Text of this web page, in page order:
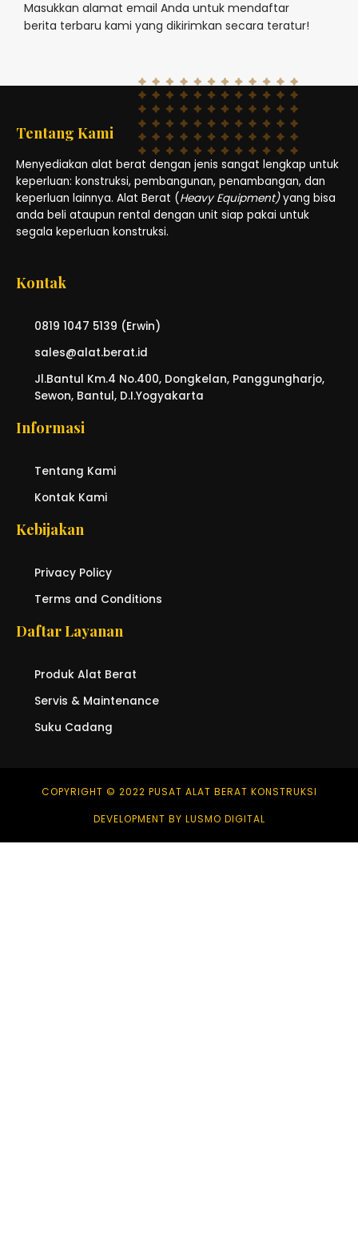
Masukkan alamat email Anda untuk mendaftar
berita terbaru kami yang dikirimkan secara teratur!
Tentang Kami
Menyediakan alat berat dengan jenis sangat lengkap untuk
keperluan: konstruksi, pembangunan, penambangan, dan
keperluan lainnya. Alat Berat (Heavy Equipment)yang bisa
anda beli ataupun rental dengan unit siap pakai untuk
segala keperluan konstruksi.
Kontak
0819 1047 5139 (Erwin)
sales@alat.berat.id
Jl.Bantul Km.4 No.400, Dongkelan, Panggungharjo,
Sewon, Bantul, D.I.Yogyakarta
Informasi
Tentang Kami
Kontak Kami
Kebijakan
Privacy Policy
Terms and Conditions
Daftar Layanan
Produk Alat Berat
Servis & Maintenance
Suku Cadang
COPYRIGHT © 2022 PUSAT ALAT BERAT KONSTRUKSI
DEVELOPMENT BY LUSMO DIGITAL